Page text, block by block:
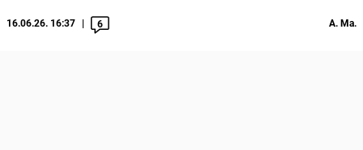
16.06.26. 16:37 6 A. Ma.